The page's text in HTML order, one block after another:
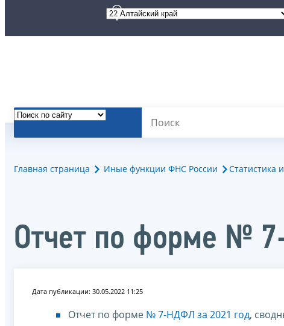
Главная страница Иные функции ФНС России Статистика
Отчет по форме №
Дата публикации: 30.05.2022 11:25
Отчет по форме № 7-НДФЛ за 2021 год,